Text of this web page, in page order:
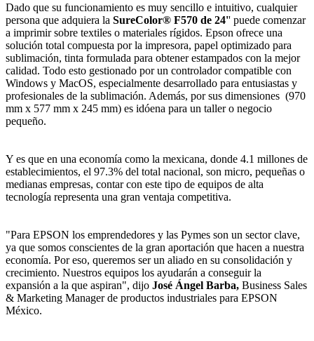
Dado que su funcionamiento es muy sencillo e intuitivo, cualquier
persona que adquiera la SureColor® F570 de 24'' puede comenzar
a imprimir sobre textiles o materiales rígidos. Epson ofrece una
solución total compuesta por la impresora, papel optimizado para
sublimación, tinta formulada para obtener estampados con la mejor
calidad. Todo esto gestionado por un controlador compatible con
Windows y MacOS, especialmente desarrollado para entusiastas y
profesionales de la sublimación. Además, por sus dimensiones (970
mm x 577 mm x 245 mm) es idóena para un taller o negocio
pequeño.
Y es que en una economía como la mexicana, donde 4.1 millones de
establecimientos, el 97.3% del total nacional, son micro, pequeñas o
medianas empresas, contar con este tipo de equipos de alta
tecnología representa una gran ventaja competitiva.
"Para EPSON los emprendedores y las Pymes son un sector clave,
ya que somos conscientes de la gran aportación que hacen a nuestra
economía. Por eso, queremos ser un aliado en su consolidación y
crecimiento. Nuestros equipos los ayudarán a conseguir la
expansión a la que aspiran", dijo José Ángel Barba, Business Sales
& Marketing Manager de productos industriales para EPSON
México.